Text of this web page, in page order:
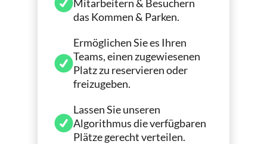
Mitarbeitern & Besuchern
das Kommen & Parken.
Ermöglichen Sie es Ihren
Teams, einen zugewiesenen
Platz zu reservieren oder
freizugeben.
Lassen Sie unseren
Algorithmus die verfügbaren
Plätze gerecht verteilen.